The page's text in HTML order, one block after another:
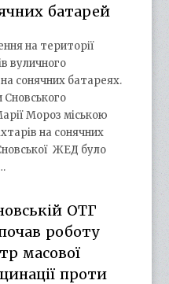
батарей
на території
вуличного
сонячних батареях.
Сновського
Мороз міською
на сонячних
ЖЕД було
ОТГ
роботу
масової
проти